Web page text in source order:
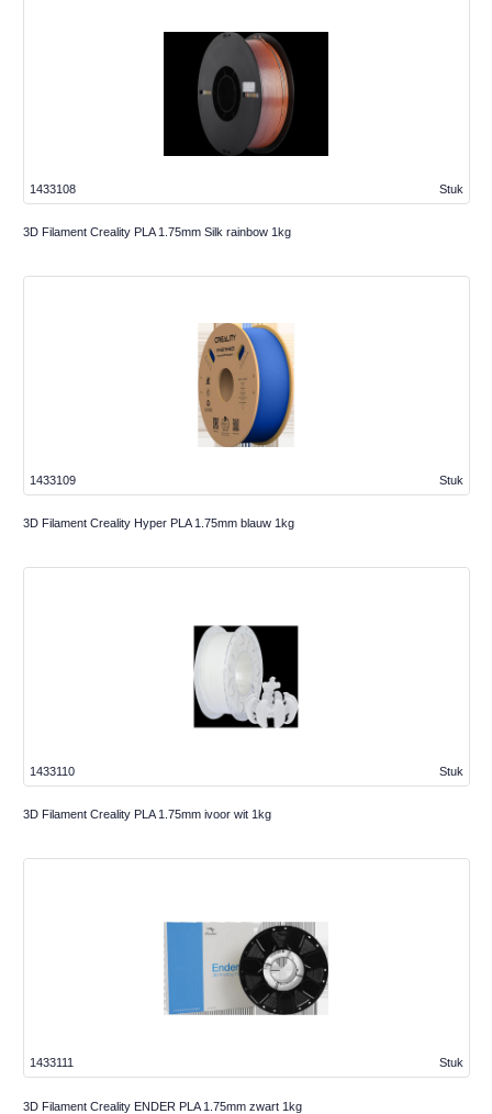
Stuk
1433108
3D Filament Creality PLA 1.75mm Silk rainbow 1kg
Stuk
1433109
3D Filament Creality Hyper PLA 1.75mm blauw 1kg
Stuk
1433110
3D Filament Creality PLA 1.75mm ivoor wit 1kg
Stuk
1433111
3D Filament Creality ENDER PLA 1.75mm zwart 1kg